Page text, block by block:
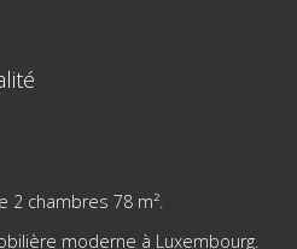
2 chambres 78 m².
moderne à Luxembourg.